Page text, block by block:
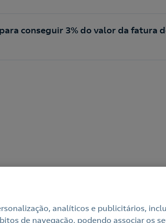
conseguir 3% do valor da fatura
analíticos e publicitários,
de navegação, podendo associar os